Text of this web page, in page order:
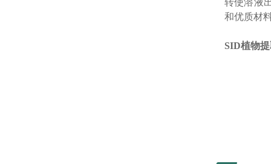
转使溶液
和优质材
SID植物